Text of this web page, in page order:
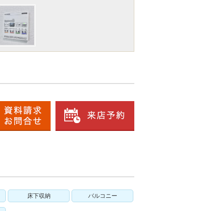
床下収納 バルコニー